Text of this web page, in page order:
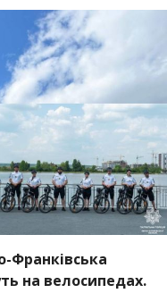
Франківська
на велосипедах.